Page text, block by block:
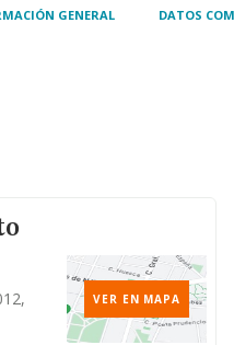
GENERAL DATOS
VER EN MAPA